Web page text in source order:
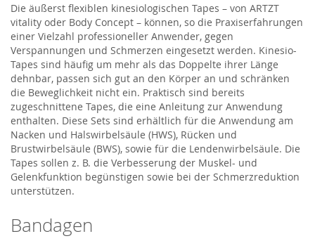
Die äußerst flexiblen kinesiologischen Tapes – von ARTZT
vitality oder Body Concept – können, so die Praxiserfahrungen
einer Vielzahl professioneller Anwender, gegen
Verspannungen und Schmerzen eingesetzt werden. Kinesio-
Tapes sind häufig um mehr als das Doppelte ihrer Länge
dehnbar, passen sich gut an den Körper an und schränken
die Beweglichkeit nicht ein. Praktisch sind bereits
zugeschnittene Tapes, die eine Anleitung zur Anwendung
enthalten. Diese Sets sind erhältlich für die Anwendung am
Nacken und Halswirbelsäule (HWS), Rücken und
Brustwirbelsäule (BWS), sowie für die Lendenwirbelsäule. Die
Tapes sollen z. B. die Verbesserung der Muskel- und
Gelenkfunktion begünstigen sowie bei der Schmerzreduktion
unterstützen.
Bandagen